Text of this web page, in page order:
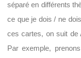
séparé en différents
ce que je dois / ne
ces cartes, on suit de
Par exemple,